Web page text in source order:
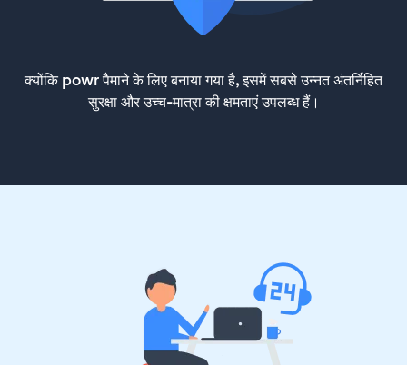
क्योंकि powr पैमाने के लिए बनाया गया है, इसमें सबसे उन्नत अंतर्निहित
सुरक्षा और उच्च-मात्रा की क्षमताएं उपलब्ध हैं।